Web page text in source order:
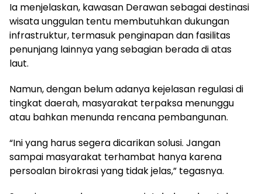
Ia menjelaskan, kawasan Derawan sebagai destinasi
wisata unggulan tentu membutuhkan dukungan
infrastruktur, termasuk penginapan dan fasilitas
penunjang lainnya yang sebagian berada di atas
laut.
Namun, dengan belum adanya kejelasan regulasi di
tingkat daerah, masyarakat terpaksa menunggu
atau bahkan menunda rencana pembangunan.
“Ini yang harus segera dicarikan solusi. Jangan
sampai masyarakat terhambat hanya karena
persoalan birokrasi yang tidak jelas,” tegasnya.